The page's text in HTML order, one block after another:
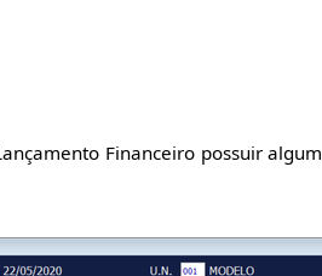
Financeiro possuir algum